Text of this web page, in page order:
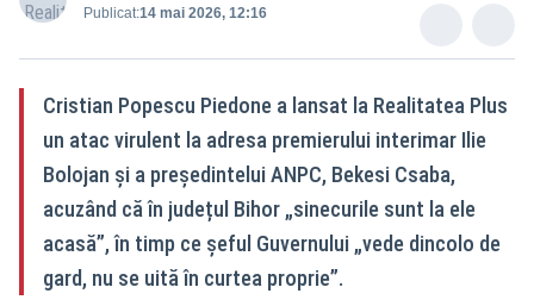
Publicat:14 mai 2026, 12:16
Cristian Popescu Piedone a lansat la Realitatea Plus
un atac virulent la adresa premierului interimar Ilie
Bolojan și a președintelui ANPC, Bekesi Csaba,
acuzând că în județul Bihor „sinecurile sunt la ele
acasă”, în timp ce șeful Guvernului „vede dincolo de
gard, nu se uită în curtea proprie”.